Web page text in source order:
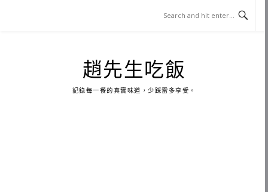
趙先生吃飯
記錄每一餐的真實味道，少踩雷多享受。